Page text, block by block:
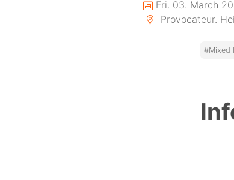
Fri. 03. March
Provocateur.
#Mixed